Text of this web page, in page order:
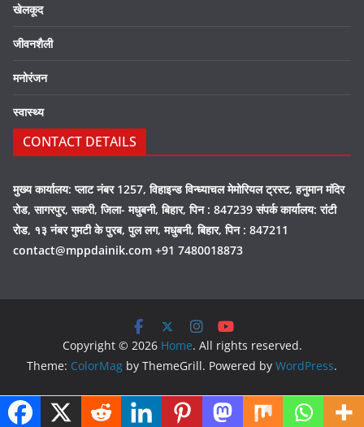
खेलकूद
जीवनशैली
मनोरंजन
स्वास्थ्य
CONTACT DETAILS
मुख्य कार्यालय: प्लाट नंबर 1257, विहाइन्ड विन्ध्याचल मेमोरियल ट्रस्ट, हनुमान मंदिर
रोड, सागरपुर, सकरी, जिला- मधुबनी, बिहार, पिन : 847239 संपर्क कार्यालय: रांटी
रोड, १३ नंबर गुमटी के पुरब, पुल लग, मधुबनी, बिहार, पिन : 847211
contact@mppdainik.com +91 7480018873
Copyright © 2026 Home. All rights reserved.
Theme: ColorMag by ThemeGrill. Powered by WordPress.